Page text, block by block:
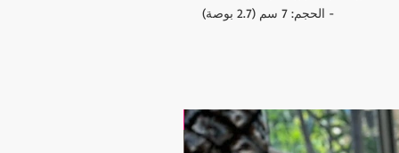
- الحجم: 7 سم (2.7 بوصة)